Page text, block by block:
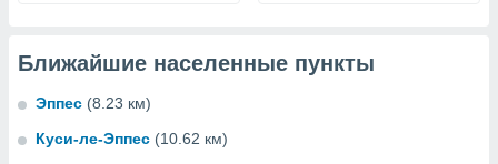
Ближайшие населенные пункты
Эппес (8.23 км)
Куси-ле-Эппес (10.62 км)